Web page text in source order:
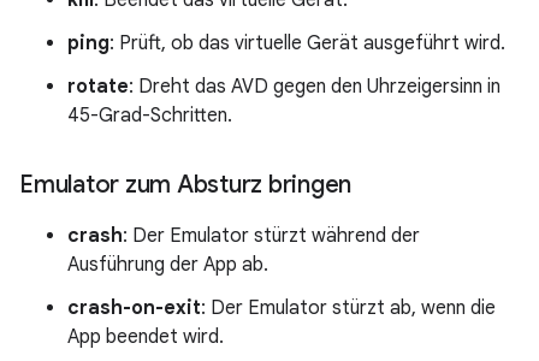
ping: Prüft, ob das virtuelle Gerät ausgeführt wird.
rotate: Dreht das AVD gegen den Uhrzeigersinn in
45-Grad-Schritten.
Emulator zum Absturz bringen
crash: Der Emulator stürzt während der
Ausführung der App ab.
crash-on-exit: Der Emulator stürzt ab, wenn die
App beendet wird.